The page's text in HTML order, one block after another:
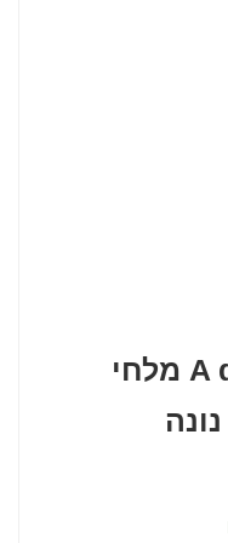
A quartet of bath salts מלחי